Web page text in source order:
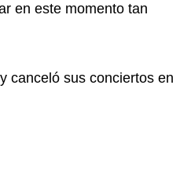
en este momento tan
canceló sus conciertos en